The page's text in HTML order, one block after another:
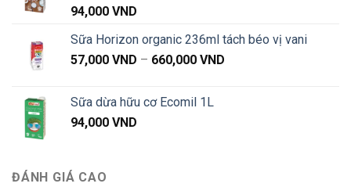
94,000 VND
Sữa Horizon organic 236ml tách béo vị vani
57,000 VND – 660,000 VND
Sữa dừa hữu cơ Ecomil 1L
94,000 VND
ĐÁNH GIÁ CAO